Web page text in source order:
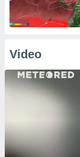
Video